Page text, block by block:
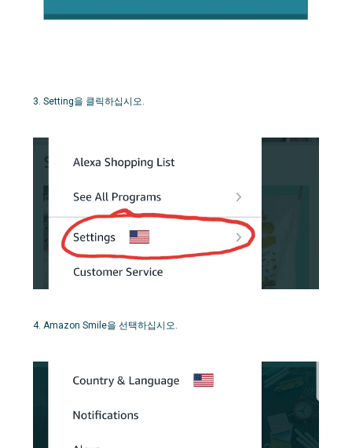
3. Setting을 클릭하십시오.
4. Amazon Smile을 선택하십시오.